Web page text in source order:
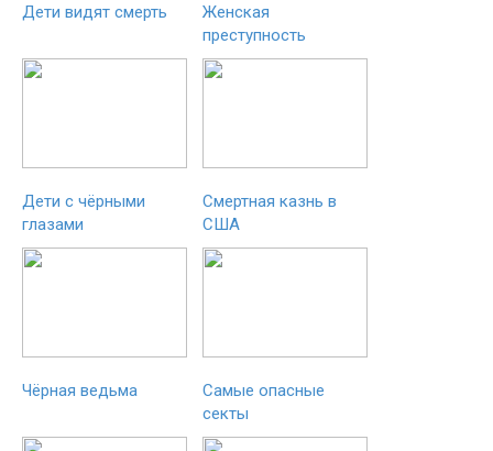
Дети видят смерть
Женская
преступность
Дети с чёрными
глазами
Смертная казнь в
США
Чёрная ведьма
Самые опасные
секты